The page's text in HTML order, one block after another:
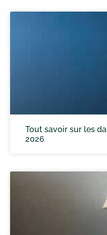
Tout savoir sur les
2026